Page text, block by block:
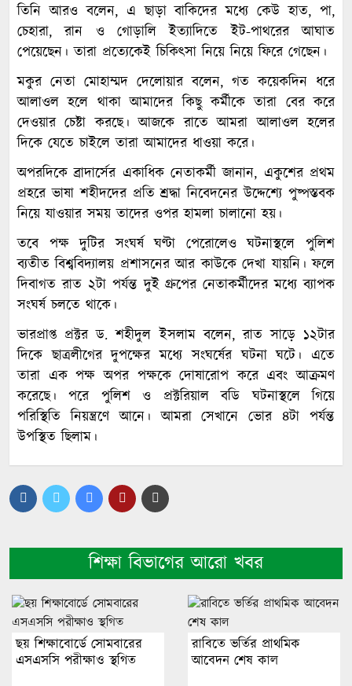
তিনি আরও বলেন, এ ছাড়া বাকিদের মধ্যে কেউ হাত, পা,
চেহারা, রান ও গোড়ালি ইত্যাদিতে ইট-পাথরের আঘাত
পেয়েছেন। তারা প্রত্যেকেই চিকিৎসা নিয়ে নিয়ে ফিরে গেছেন।
মকুর নেতা মোহাম্মদ দেলোয়ার বলেন, গত কয়েকদিন ধরে
আলাওল হলে থাকা আমাদের কিছু কর্মীকে তারা বের করে
দেওয়ার চেষ্টা করছে। আজকে রাতে আমরা আলাওল হলের
দিকে যেতে চাইলে তারা আমাদের ধাওয়া করে।
অপরদিকে ব্রাদার্সের একাধিক নেতাকর্মী জানান, একুশের প্রথম
প্রহরে ভাষা শহীদদের প্রতি শ্রদ্ধা নিবেদনের উদ্দেশ্যে পুষ্পস্তবক
নিয়ে যাওয়ার সময় তাদের ওপর হামলা চালানো হয়।
তবে পক্ষ দুটির সংঘর্ষ ঘণ্টা পেরোলেও ঘটনাস্থলে পুলিশ
ব্যতীত বিশ্ববিদ্যালয় প্রশাসনের আর কাউকে দেখা যায়নি। ফলে
দিবাগত রাত ২টা পর্যন্ত দুই গ্রুপের নেতাকর্মীদের মধ্যে ব্যাপক
সংঘর্ষ চলতে থাকে।
ভারপ্রাপ্ত প্রক্টর ড. শহীদুল ইসলাম বলেন, রাত সাড়ে ১২টার
দিকে ছাত্রলীগের দুপক্ষের মধ্যে সংঘর্ষের ঘটনা ঘটে। এতে
তারা এক পক্ষ অপর পক্ষকে দোষারোপ করে এবং আক্রমণ
করেছে। পরে পুলিশ ও প্রক্টরিয়াল বডি ঘটনাস্থলে গিয়ে
পরিস্থিতি নিয়ন্ত্রণে আনে। আমরা সেখানে ভোর ৪টা পর্যন্ত
উপস্থিত ছিলাম।
শিক্ষা বিভাগের আরো খবর
ছয় শিক্ষাবোর্ডে সোমবারের
এসএসসি পরীক্ষাও স্থগিত
রাবিতে ভর্তির প্রাথমিক
আবেদন শেষ কাল